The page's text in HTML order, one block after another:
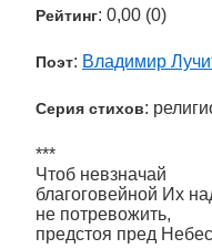
Рейтинг: 0,00 (0)
Поэт: Владимир
Серия стихов:
***
Чтоб невзначай
благоговейной Их
не потревожить,
предстоя пред